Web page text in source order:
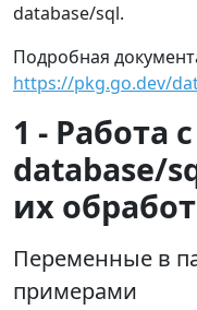
database/sql.
Подробная
https://pkg.go.dev/
1 - Работа
database/
их
Переменные в
примерами